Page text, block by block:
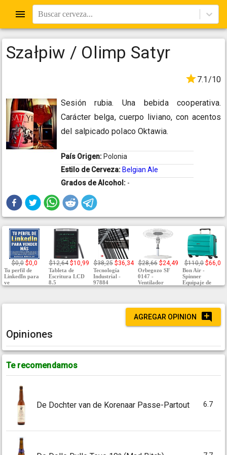
Buscar cerveza...
Szałpiw / Olimp Satyr
7.1/10
Sesión rubia. Una bebida cooperativa.
Carácter belga, cuerpo liviano, con acentos
del salpicado polaco Oktawia.
País Origen: Polonia
Estilo de Cerveza: Belgian Ale
Grados de Alcohol: -
$0,0 $0,0
Tu perfil de
LinkedIn para
ve
$12,64 $10,99
Tableta de
Escritura LCD
8.5
$38,25 $36,34
Tecnología
Industrial -
97884
$28,66 $24,49
Orbegozo SF
0147 -
Ventilador
$110,0 $66,0
Bon Air -
Spinner
Equipaje de
AGREGAR OPINION
Opiniones
Te recomendamos
De Dochter van de Korenaar Passe-Partout 6.7